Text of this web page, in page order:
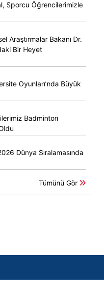
Sporcu Öğrencilerimizle
Araştırmalar Bakanı Dr.
Bir Heyet
Oyunları’nda Büyük
Badminton
Dünya Sıralamasında
Tümünü Gör